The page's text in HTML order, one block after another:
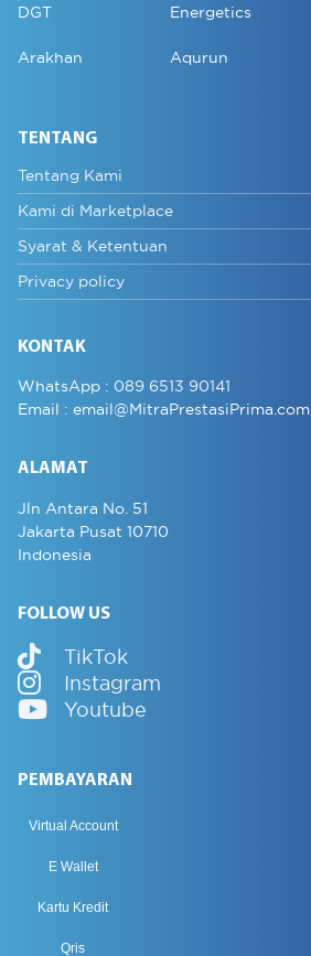
DGT Energetics
Arakhan Aqurun
TENTANG
Tentang Kami
Kami di Marketplace
Syarat & Ketentuan
Privacy policy
KONTAK
WhatsApp : 089 6513 90141
Email : email@MitraPrestasiPrima.com
ALAMAT
Jln Antara No. 51
Jakarta Pusat 10710
Indonesia
FOLLOW US
TikTok
Instagram
Youtube
PEMBAYARAN
Virtual Account
E Wallet
Kartu Kredit
Qris